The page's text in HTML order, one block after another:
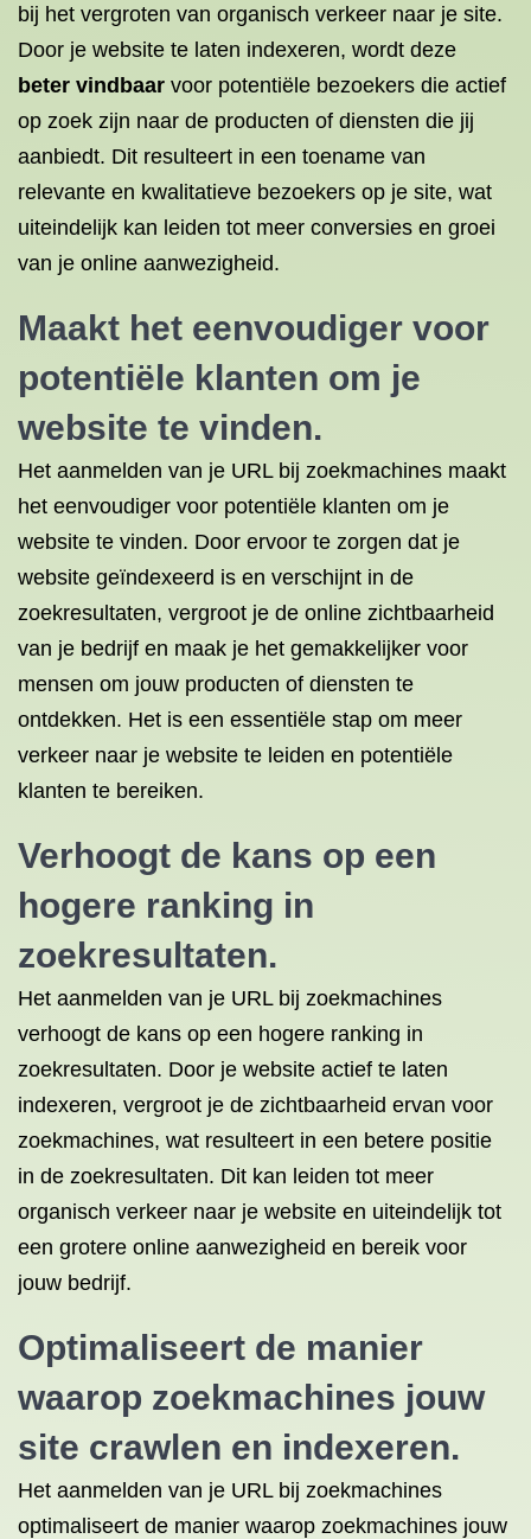
bij het vergroten van organisch verkeer naar je site.
Door je website te laten indexeren, wordt deze
beter vindbaar voor potentiële bezoekers die actief
op zoek zijn naar de producten of diensten die jij
aanbiedt. Dit resulteert in een toename van
relevante en kwalitatieve bezoekers op je site, wat
uiteindelijk kan leiden tot meer conversies en groei
van je online aanwezigheid.
Maakt het eenvoudiger voor
potentiële klanten om je
website te vinden.
Het aanmelden van je URL bij zoekmachines maakt
het eenvoudiger voor potentiële klanten om je
website te vinden. Door ervoor te zorgen dat je
website geïndexeerd is en verschijnt in de
zoekresultaten, vergroot je de online zichtbaarheid
van je bedrijf en maak je het gemakkelijker voor
mensen om jouw producten of diensten te
ontdekken. Het is een essentiële stap om meer
verkeer naar je website te leiden en potentiële
klanten te bereiken.
Verhoogt de kans op een
hogere ranking in
zoekresultaten.
Het aanmelden van je URL bij zoekmachines
verhoogt de kans op een hogere ranking in
zoekresultaten. Door je website actief te laten
indexeren, vergroot je de zichtbaarheid ervan voor
zoekmachines, wat resulteert in een betere positie
in de zoekresultaten. Dit kan leiden tot meer
organisch verkeer naar je website en uiteindelijk tot
een grotere online aanwezigheid en bereik voor
jouw bedrijf.
Optimaliseert de manier
waarop zoekmachines jouw
site crawlen en indexeren.
Het aanmelden van je URL bij zoekmachines
optimaliseert de manier waarop zoekmachines jouw